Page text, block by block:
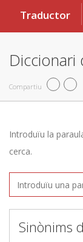
Traductor
Diccionari
Compartiu
Introduïu la
cerca.
Sinònims